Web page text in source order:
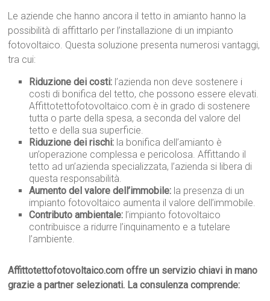
Le aziende che hanno ancora il tetto in amianto hanno la
possibilità di affittarlo per l’installazione di un impianto
fotovoltaico. Questa soluzione presenta numerosi vantaggi,
tra cui:
Riduzione dei costi: l’azienda non deve sostenere i
costi di bonifica del tetto, che possono essere elevati.
Affittotettofotovoltaico.com è in grado di sostenere
tutta o parte della spesa, a seconda del valore del
tetto e della sua superficie.
Riduzione dei rischi: la bonifica dell’amianto è
un’operazione complessa e pericolosa. Affittando il
tetto ad un’azienda specializzata, l’azienda si libera di
questa responsabilità.
Aumento del valore dell’immobile: la presenza di un
impianto fotovoltaico aumenta il valore dell’immobile.
Contributo ambientale: l’impianto fotovoltaico
contribuisce a ridurre l’inquinamento e a tutelare
l’ambiente.
Affittotettofotovoltaico.com offre un servizio chiavi in mano
grazie a partner selezionati. La consulenza comprende: